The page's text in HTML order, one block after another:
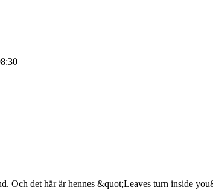
Och det här är hennes &quot;Leaves turn inside